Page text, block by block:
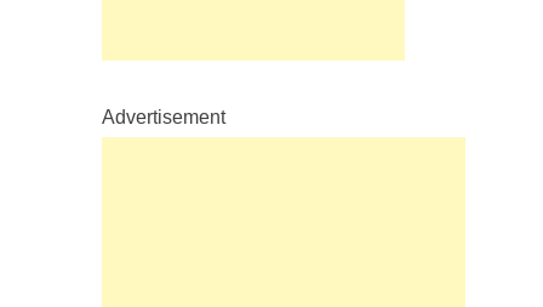
Advertisement